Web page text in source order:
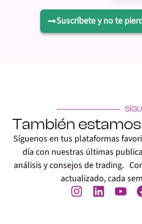
Suscríbete y no te
También
Síguenos en tus plataformas
día con nuestras últimas
análisis y consejos de trading.
actualizado, cada